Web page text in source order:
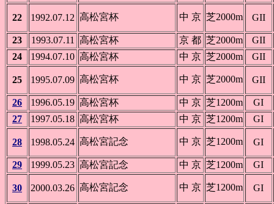
22 1992.07.12 高松宮杯 中 京 芝2000m GII
23 1993.07.11 高松宮杯 京 都 芝2000m
GII
24
1994.07.10 高松宮杯 中 京 芝2000m GII
25 1995.07.09 高松宮杯 中 京 芝2000m GII
26 1996.05.19 高松宮杯 中 京 芝1200m
GI
27
1997.05.18 高松宮杯 中 京 芝1200m GI
28 1998.05.24 高松宮記念 中 京 芝1200m GI
29 1999.05.23 高松宮記念 中 京 芝1200m GI
30 2000.03.26 高松宮記念 中 京 芝1200m GI